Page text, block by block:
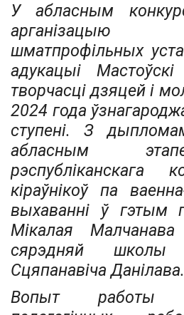
У абласным
шматпрофільных
адукацыі
творчасці дзяцей і
2024 года
ступені. З
абласным
рэспубліканскага
кіраўнікоў па
выхаванні ў гэтым
Мікалая
сярэдняй
Сцяпанавіча Данілава.
Вопыт работы